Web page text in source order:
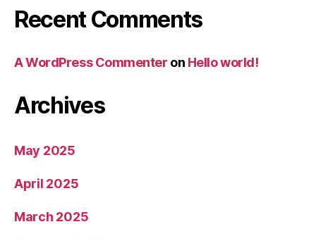
Recent Comments
A WordPress Commenter on Hello world!
Archives
May 2025
April 2025
March 2025